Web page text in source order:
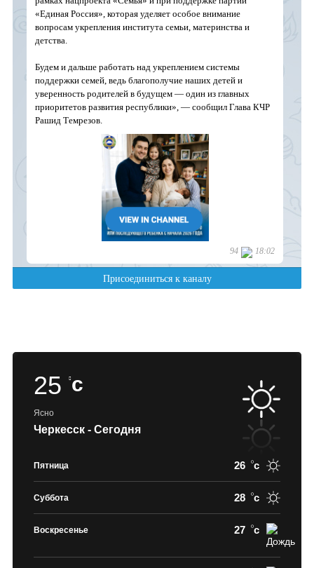
25 c
Ясно
Черкесск - Сегодня
Пятница 26 c
Суббота 28 c
Воскресенье 27 c